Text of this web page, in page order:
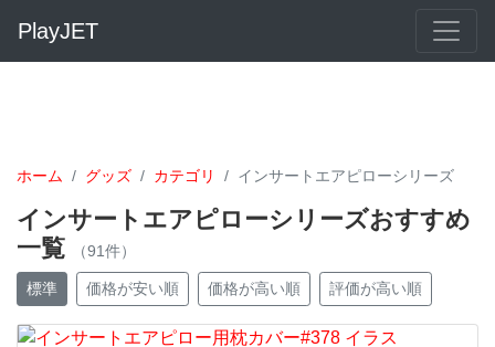
PlayJET
ホーム グッズ カテゴリ インサートエアピローシリーズ
インサートエアピローシリーズおすすめ
一覧
（91件）
標準 価格が安い順 価格が高い順 評価が高い順